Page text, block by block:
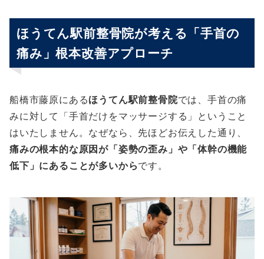
ほうてん駅前整骨院が考える「手首の
痛み」根本改善アプローチ
船橋市藤原にあるほうてん駅前整骨院では、手首の痛
みに対して「手首だけをマッサージする」ということ
はいたしません。なぜなら、先ほどお伝えした通り、
痛みの根本的な原因が「姿勢の歪み」や「体幹の機能
低下」にあることが多いからです。